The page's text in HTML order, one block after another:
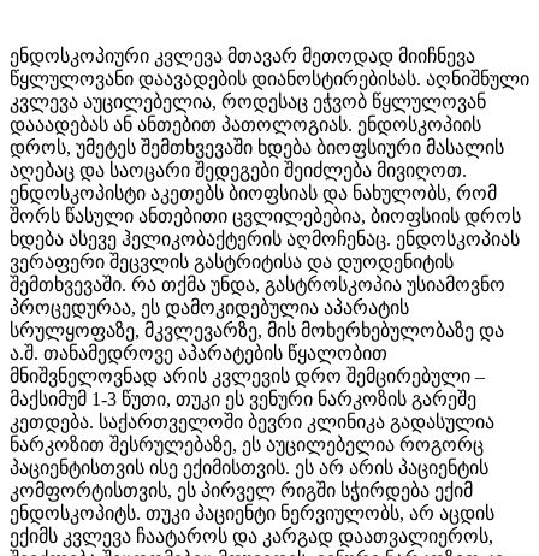
ენდოსკოპიური კვლევა მთავარ მეთოდად მიიჩნევა
წყლულოვანი დაავადების დიანოსტირებისას. აღნიშნული
კვლევა აუცილებელია, როდესაც ეჭვობ წყლულოვან
დააადებას ან ანთებით პათოლოგიას. ენდოსკოპიის
დროს, უმეტეს შემთხვევაში ხდება ბიოფსიური მასალის
აღებაც და საოცარი შედეგები შეიძლება მივიღოთ.
ენდოსკოპისტი აკეთებს ბიოფსიას და ნახულობს, რომ
შორს წასული ანთებითი ცვლილებებია, ბიოფსიის დროს
ხდება ასევე ჰელიკობაქტერის აღმოჩენაც. ენდოსკოპიას
ვერაფერი შეცვლის გასტრიტისა და დუოდენიტის
შემთხვევაში. რა თქმა უნდა, გასტროსკოპია უსიამოვნო
პროცედურაა, ეს დამოკიდებულია აპარატის
სრულყოფაზე, მკვლევარზე, მის მოხერხებულობაზე და
ა.შ. თანამედროვე აპარატების წყალობით
მნიშვნელოვნად არის კვლევის დრო შემცირებული –
მაქსიმუმ 1-3 წუთი, თუკი ეს ვენური ნარკოზის გარეშე
კეთდება. საქართველოში ბევრი კლინიკა გადასულია
ნარკოზით შესრულებაზე, ეს აუცილებელია როგორც
პაციენტისთვის ისე ექიმისთვის. ეს არ არის პაციენტის
კომფორტისთვის, ეს პირველ რიგში სჭირდება ექიმ
ენდოსკოპიტს. თუკი პაციენტი ნერვიულობს, არ აცდის
ექიმს კვლევა ჩაატაროს და კარგად დაათვალიეროს,